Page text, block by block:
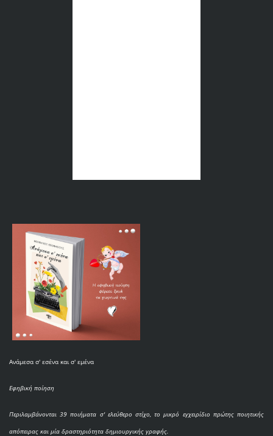
Ανάμεσα σ' εσένα και σ' εμένα
Εφηβική ποίηση
Περιλαμβάνονται 39 ποιήματα σ' ελεύθερο στίχο, το μικρό εγχειρίδιο πρώτης ποιητικής
απόπειρας και μία δραστηριότητα δημιουργικής γραφής.